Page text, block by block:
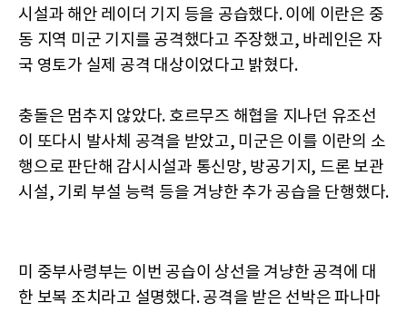
시설과 해안 레이더 기지 등을 공습했다. 이에 이란은 중
동 지역 미군 기지를 공격했다고 주장했고, 바레인은 자
국 영토가 실제 공격 대상이었다고 밝혔다.
충돌은 멈추지 않았다. 호르무즈 해협을 지나던 유조선
이 또다시 발사체 공격을 받았고, 미군은 이를 이란의 소
행으로 판단해 감시시설과 통신망, 방공기지, 드론 보관
시설, 기뢰 부설 능력 등을 겨냥한 추가 공습을 단행했다.
미 중부사령부는 이번 공습이 상선을 겨냥한 공격에 대
한 보복 조치라고 설명했다. 공격을 받은 선박은 파나마